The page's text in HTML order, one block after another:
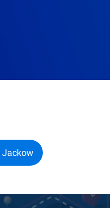
Jackow